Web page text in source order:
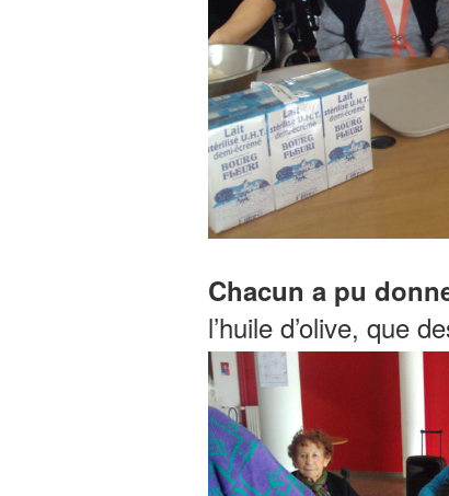
Chacun a pu
l’huile d’olive, que